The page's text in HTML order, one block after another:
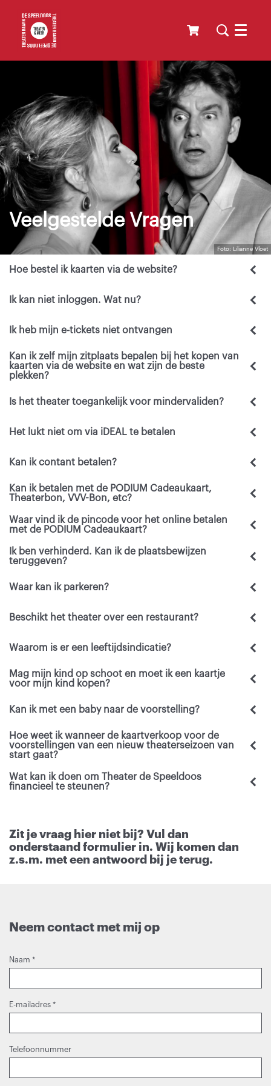
Menu
Foto: Lilianne Vloet
Veelgestelde Vragen
Hoe bestel ik kaarten via de website?
Ik kan niet inloggen. Wat nu?
Ik heb mijn e-tickets niet ontvangen
Kan ik zelf mijn zitplaats bepalen bij het kopen van
kaarten via de website en wat zijn de beste
plekken?
Is het theater toegankelijk voor mindervaliden?
Het lukt niet om via iDEAL te betalen
Kan ik contant betalen?
Kan ik betalen met de PODIUM Cadeaukaart,
Theaterbon, VVV-Bon, etc?
Waar vind ik de pincode voor het online betalen
met de PODIUM Cadeaukaart?
Ik ben verhinderd. Kan ik de plaatsbewijzen
teruggeven?
Waar kan ik parkeren?
Beschikt het theater over een restaurant?
Waarom is er een leeftijdsindicatie?
Mag mijn kind op schoot en moet ik een kaartje
voor mijn kind kopen?
Kan ik met een baby naar de voorstelling?
Hoe weet ik wanneer de kaartverkoop voor de
voorstellingen van een nieuw theaterseizoen van
start gaat?
Wat kan ik doen om Theater de Speeldoos
financieel te steunen?
Zit je vraag hier niet bij? Vul dan
onderstaand formulier in. Wij komen dan
z.s.m. met een antwoord bij je terug.
Neem contact met mij op
Naam *
E-mailadres *
Telefoonnummer